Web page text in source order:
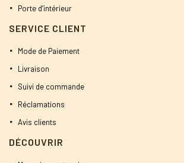
Porte d’intérieur
SERVICE CLIENT
Mode de Paiement
Livraison
Suivi de commande
Réclamations
Avis clients
DÉCOUVRIR